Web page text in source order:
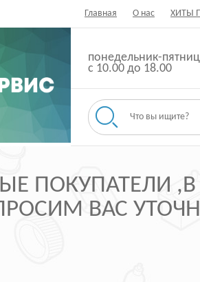
Главная О нас ХИТЫ
понедельник-
с 10.00 до 18.00
ПОКУПАТЕЛИ
ВАС